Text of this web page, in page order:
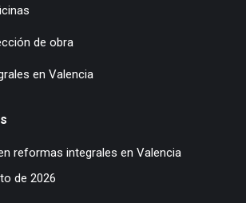
de obra
en Valencia
reformas integrales en Valencia
de 2026